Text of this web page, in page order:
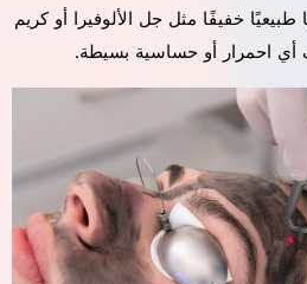
خفيفًا مثل جل الألوفيرا أو كريم
أي احمرار أو حساسية بسيطة.